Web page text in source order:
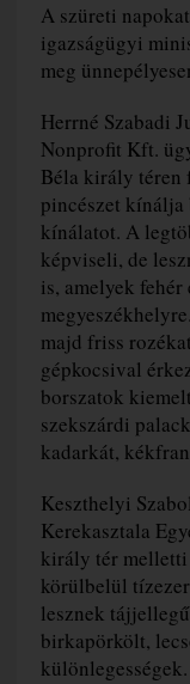
A szüreti
igazságügyi
meg
Herrné Szabadi
Nonprofit Kft.
Béla király téren
pincészet
kínálatot. A
képviseli, de
is, amelyek
majd friss
gépkocsival
borszatok
szekszárdi
kadarkát,
Keszthelyi
Kerekasztala
király tér melletti
körülbelül
lesznek
birkapörkölt,
különlegességek.